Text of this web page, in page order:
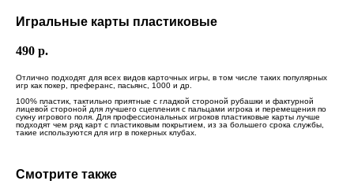
Игральные карты пластиковые
490 р.
Отлично подходят для всех видов карточных игры, в том числе таких популярных
игр как покер, преферанс, пасьянс, 1000 и др.
100% пластик, тактильно приятные с гладкой стороной рубашки и фактурной
лицевой стороной для лучшего сцепления с пальцами игрока и перемещения по
сукну игрового поля. Для профессиональных игроков пластиковые карты лучше
подходят чем ряд карт с пластиковым покрытием, из за большего срока службы,
такие используются для игр в покерных клубах.
Смотрите также